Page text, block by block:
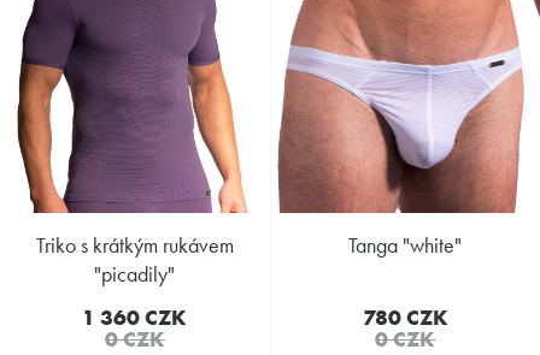
triko s krátkým rukávem
"picadily"
1 360 CZK
0 CZK
tanga "white"
780 CZK
0 CZK